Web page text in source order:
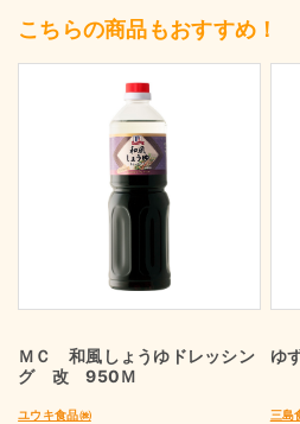
こちらの商品もおすすめ！
ＭＣ 和風しょうゆドレッシン
グ 改 950Ｍ
ユウキ食品㈱
ゆ
三島